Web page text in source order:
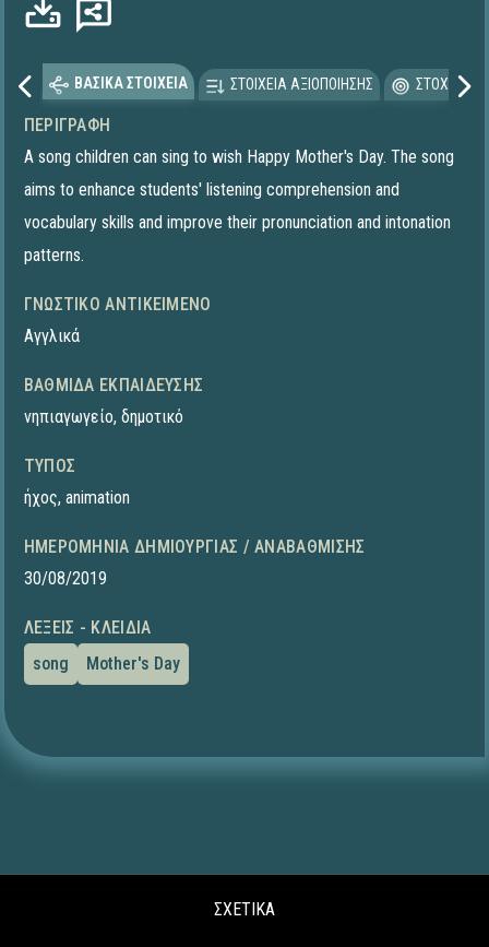
ΒΑΣΙΚΑ ΣΤΟΙΧΕΙΑ ΣΤΟΙΧΕΙΑ ΑΞΙΟΠΟΙΗΣΗΣ
ΠΕΡΙΓΡΑΦΉ
A song children can sing to wish Happy Mother's Day. The song
aims to enhance students' listening comprehension and
vocabulary skills and improve their pronunciation and intonation
patterns.
ΓΝΩΣΤΙΚΌ ΑΝΤΙΚΕΊΜΕΝΟ
Αγγλικά
ΒΑΘΜΊΔΑ ΕΚΠΑΊΔΕΥΣΗΣ
νηπιαγωγείο, δημοτικό
ΤΎΠΟΣ
ήχος, animation
ΗΜΕΡΟΜΗΝΊΑ ΔΗΜΙΟΥΡΓΊΑΣ / ΑΝΑΒΆΘΜΙΣΗΣ
30/08/2019
ΛΈΞΕΙΣ - ΚΛΕΙΔΙΆ
song
Mother's Day
ΣΧΕΤΙΚΑ